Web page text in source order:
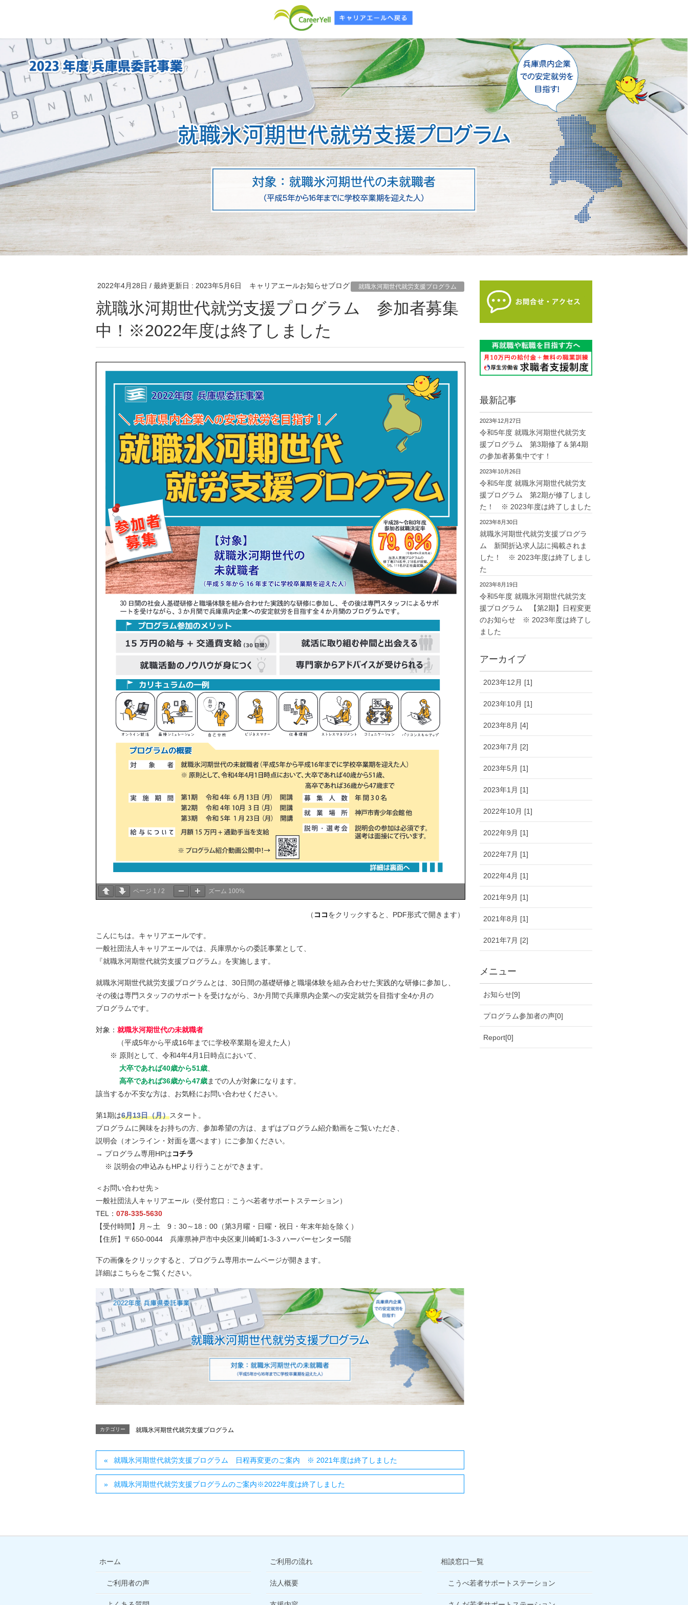
2022年4月28日 / 最終更新日 : 2023年5月6日 キャリアエールお知らせブログ 就職氷河期世代就労支援プログラム
就職氷河期世代就労支援プログラム 参加者募集
中！※2022年度は終了しました
ページ 1 / 2 ズーム 100%
（ ココをクリックすると、PDF形式で開きます）
こんにちは。キャリアエールです。
一般社団法人キャリアエールでは、兵庫県からの委託事業として、
『就職氷河期世代就労支援プログラム』を実施します。
就職氷河期世代就労支援プログラムとは、30日間の基礎研修と職場体験を組み合わせた実践的な研修に参加し、
その後は専門スタッフのサポートを受けながら、3か月間で兵庫県内企業への安定就労を目指す全4か月の
プログラムです。
対象： 就職氷河期世代の未就職者
（平成5年から平成16年までに学校卒業期を迎えた人）
※ 原則として、令和4年4月1日時点において、
大卒であれば40歳から51歳
高卒であれば36歳から47歳までの人が対象になります。
該当するか不安な方は、お気軽にお問い合わせください。
第1期は6月13日（月）スタート。
プログラムに興味をお持ちの方、参加希望の方は、まずはプログラム紹介動画をご覧いただき、
説明会（オンライン・対面を選べます）にご参加ください。
→ プログラム専用HPはコチラ
※ 説明会の申込みもHPより行うことができます。
＜お問い合わせ先＞
一般社団法人キャリアエール（受付窓口：こうべ若者サポートステーション）
TEL： 078-335-5630
【受付時間】月～土 9：30～18：00（第3月曜・日曜・祝日・年末年始を除く）
【住所】〒650-0044 兵庫県神戸市中央区東川崎町1-3-3 ハーバーセンター5階
下の画像をクリックすると、プログラム専用ホームページが開きます。
詳細はこちらをご覧ください。
カテゴリー 就職氷河期世代就労支援プログラム
就職氷河期世代就労支援プログラム 日程再変更のご案内 ※ 2021年度は終了しました
就職氷河期世代就労支援プログラムのご案内※2022年度は終了しました
最新記事
2023年12月27日
令和5年度 就職氷河期世代就労支
援プログラム 第3期修了＆第4期
の参加者募集中です！
2023年10月26日
令和5年度 就職氷河期世代就労支
援プログラム 第2期が修了しまし
た！ ※ 2023年度は終了しました
2023年8月30日
就職氷河期世代就労支援プログラ
ム 新聞折込求人誌に掲載されま
した！ ※ 2023年度は終了しまし
た
2023年8月19日
令和5年度 就職氷河期世代就労支
援プログラム 【第2期】日程変更
のお知らせ ※ 2023年度は終了し
ました
アーカイブ
2023年12月 [1]
2023年10月 [1]
2023年8月 [4]
2023年7月 [2]
2023年5月 [1]
2023年1月 [1]
2022年10月 [1]
2022年9月 [1]
2022年7月 [1]
2022年4月 [1]
2021年9月 [1]
2021年8月 [1]
2021年7月 [2]
メニュー
お知らせ[9]
プログラム参加者の声[0]
Report[0]
ホーム
ご利用者の声
ご利用の流れ
法人概要
相談窓口一覧
こうべ若者サポートステーション